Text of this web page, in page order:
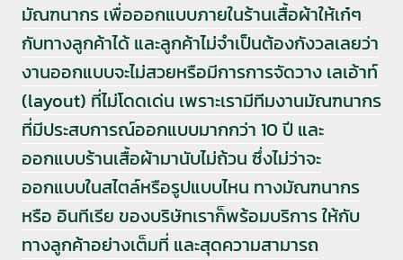
มัณฑนากร เพื่อออกแบบภายในร้านเสื้อผ้าให้เก๋ๆ
กับทางลูกค้าได้ และลูกค้าไม่จำเป็นต้องกังวลเลยว่า
งานออกแบบจะไม่สวยหรือมีการการจัดวาง เลเอ้าท์
(layout) ที่ไม่โดดเด่น เพราะเรามีทีมงานมัณฑนากร
ที่มีประสบการณ์ออกแบบมากกว่า 10 ปี และ
ออกแบบร้านเสื้อผ้ามานับไม่ถ้วน ซึ่งไม่ว่าจะ
ออกแบบในสไตล์หรือรูปแบบไหน ทางมัณฑนากร
หรือ อินทีเรีย ของบริษัทเราก็พร้อมบริการ ให้กับ
ทางลูกค้าอย่างเต็มที่ และสุดความสามารถ